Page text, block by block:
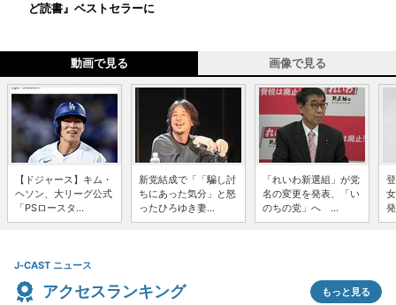
ど読書』ベストセラーに
動画で見る 画像で見る
【ドジャース】キム・
ヘソン、大リーグ公式
「PSロースタ...
新党結成で「「騙し討
ちにあった気分」と怒
ったひろゆき妻...
「れいわ新選組」が党
名の変更を発表、「い
のちの党」へ ...
J-CAST ニュース
アクセスランキング もっと見る